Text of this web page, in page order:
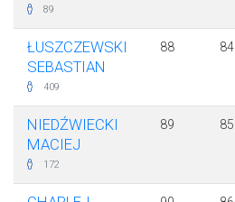
89
ŁUSZCZEWSKI
SEBASTIAN
409
88 84
NIEDŹWIECKI
MACIEJ
172
89 85